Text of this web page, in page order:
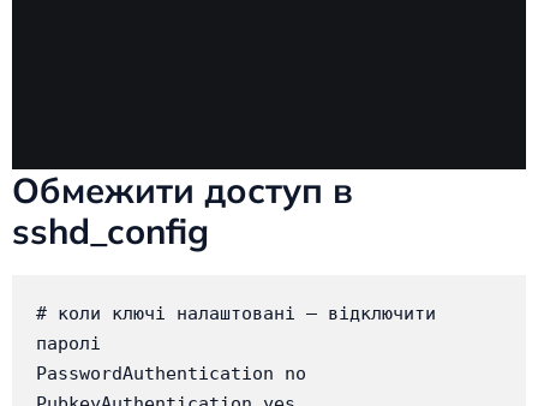
Обмежити доступ в
sshd_config
# коли ключі налаштовані — відключити
паролі
PasswordAuthentication no